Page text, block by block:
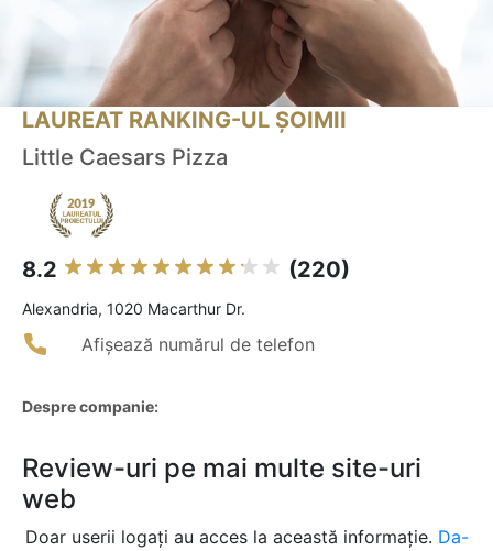
LAUREAT RANKING-UL ȘOIMII
Little Caesars Pizza
8.2 (220)
Alexandria, 1020 Macarthur Dr.
Afișează numărul de telefon
Despre companie:
Review-uri pe mai multe site-uri
web
Doar userii logați au acces la această informație. Da-